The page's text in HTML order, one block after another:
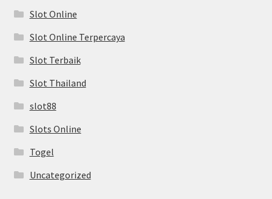
Slot Online
Slot Online Terpercaya
Slot Terbaik
Slot Thailand
slot88
Slots Online
Togel
Uncategorized